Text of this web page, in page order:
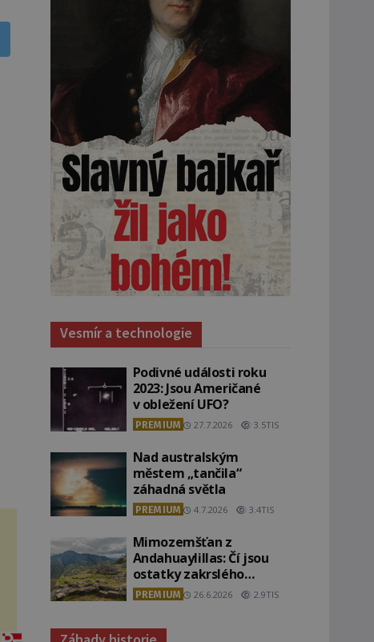
Vesmír a technologie
Podivné události roku
2023: Jsou Američané
v obležení UFO?
PREMIUM 27.7.2026 3.5TIS
Nad australským
městem „tančila“
záhadná světla
PREMIUM 4.7.2026 3.4TIS
Mimozemšťan z
Andahuaylillas: Čí jsou
ostatky zakrslého
stvoření s ohromnou
lebkou?
PREMIUM 26.6.2026 2.9TIS